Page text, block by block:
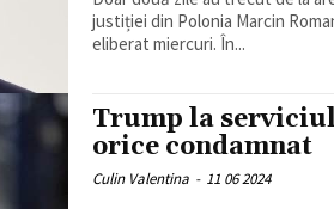
justiției din Polonia Marcin
eliberat miercuri. În...
Trump la
orice condamnat
Culin Valentina - 11 06 2024